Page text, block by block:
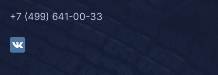
+7 (499) 641-00-33